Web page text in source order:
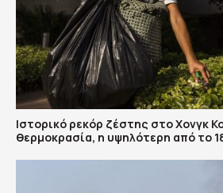
Ιστορικό ρεκόρ ζέστης στο Χονγκ
θερμοκρασία, η υψηλότερη από το